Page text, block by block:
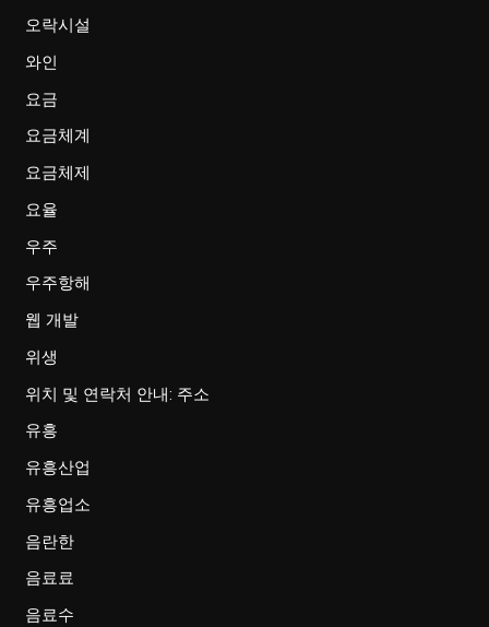
오락시설
와인
요금
요금체계
요금체제
요율
우주
우주항해
웹 개발
위생
위치 및 연락처 안내: 주소
유흥
유흥산업
유흥업소
음란한
음료료
음료수